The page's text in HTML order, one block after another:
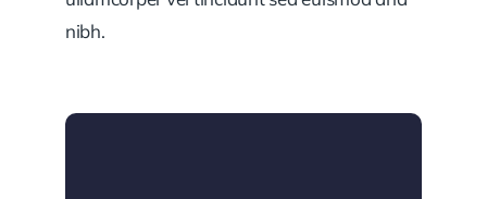
nibh.